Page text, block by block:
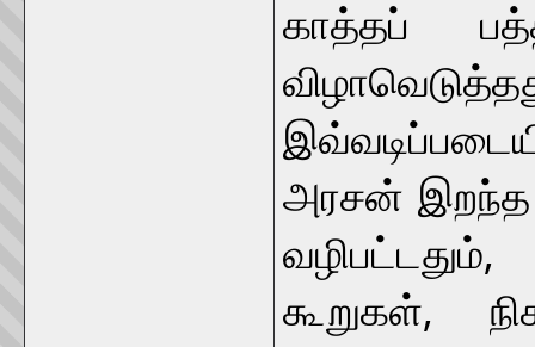
காத்தப்
அரசன் இறந்த
கூறுகள்,